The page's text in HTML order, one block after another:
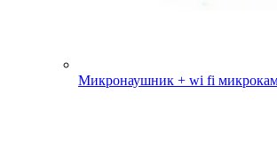
Микронаушник + wi fi